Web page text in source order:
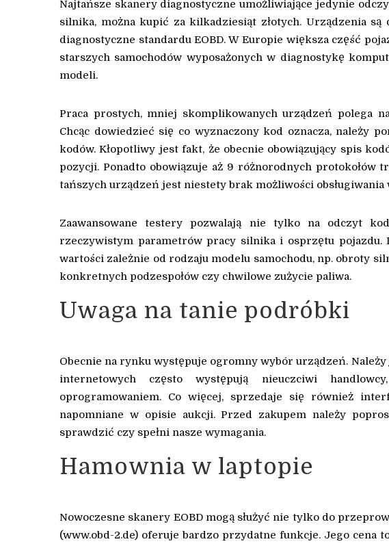
Najtańsze skanery diagnostyczne umożliwiające jedynie
silnika, można kupić za kilkadziesiąt złotych. Urządzenia są
diagnostyczne standardu EOBD. W Europie większa część
starszych samochodów wyposażonych w diagnostykę
modeli.
Praca prostych, mniej skomplikowanych urządzeń polega
Chcąc dowiedzieć się co wyznaczony kod oznacza, należy
kodów. Kłopotliwy jest fakt, że obecnie obowiązujący spis
pozycji. Ponadto obowiązuje aż 9 różnorodnych protokołów
tańszych urządzeń jest niestety brak możliwości
Zaawansowane testery pozwalają nie tylko na odczyt
rzeczywistym parametrów pracy silnika i osprzętu
wartości zależnie od rodzaju modelu samochodu, np. obroty
konkretnych podzespołów czy chwilowe zużycie paliwa.
Uwaga na tanie podróbki
Obecnie na rynku występuje ogromny wybór urządzeń.
internetowych często występują nieuczciwi
oprogramowaniem. Co więcej, sprzedaje się również
napomniane w opisie aukcji. Przed zakupem należy
sprawdzić czy spełni nasze wymagania.
Hamownia w laptopie
Nowoczesne skanery EOBD mogą służyć nie tylko do
(www.obd-2.de) oferuje bardzo przydatne funkcje. Jego cena